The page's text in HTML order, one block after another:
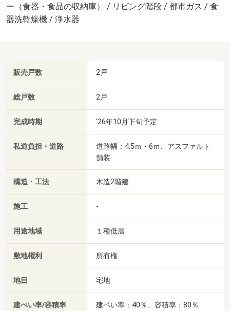
ー（食器・食品の収納庫） / リビング階段 / 都市ガス / 食
器洗乾燥機 / 浄水器
販売戸数 2戸
総戸数 2戸
完成時期 '26年10月下旬予定
私道負担・道路
道路幅：4.5ｍ・6ｍ、アスファルト
舗装
構造・工法 木造2階建
施工 -
用途地域 １種低層
敷地権利 所有権
地目 宅地
建ぺい率/容積率 建ペい率：40％、容積率：80％